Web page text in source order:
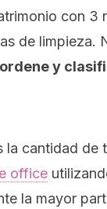
con 3
de limpieza.
y
cantidad de
office
la mayor